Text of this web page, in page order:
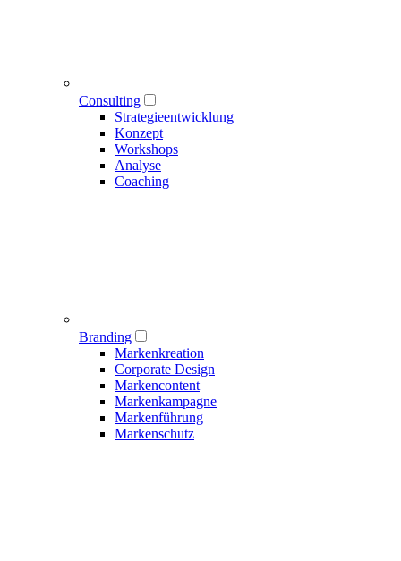
Consulting
Strategieentwicklung
Konzept
Workshops
Analyse
Coaching
Branding
Markenkreation
Corporate Design
Markencontent
Markenkampagne
Markenführung
Markenschutz